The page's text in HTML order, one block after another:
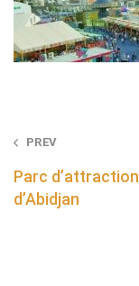
Post
navigation
PREV
Parc d’attraction
d’Abidjan